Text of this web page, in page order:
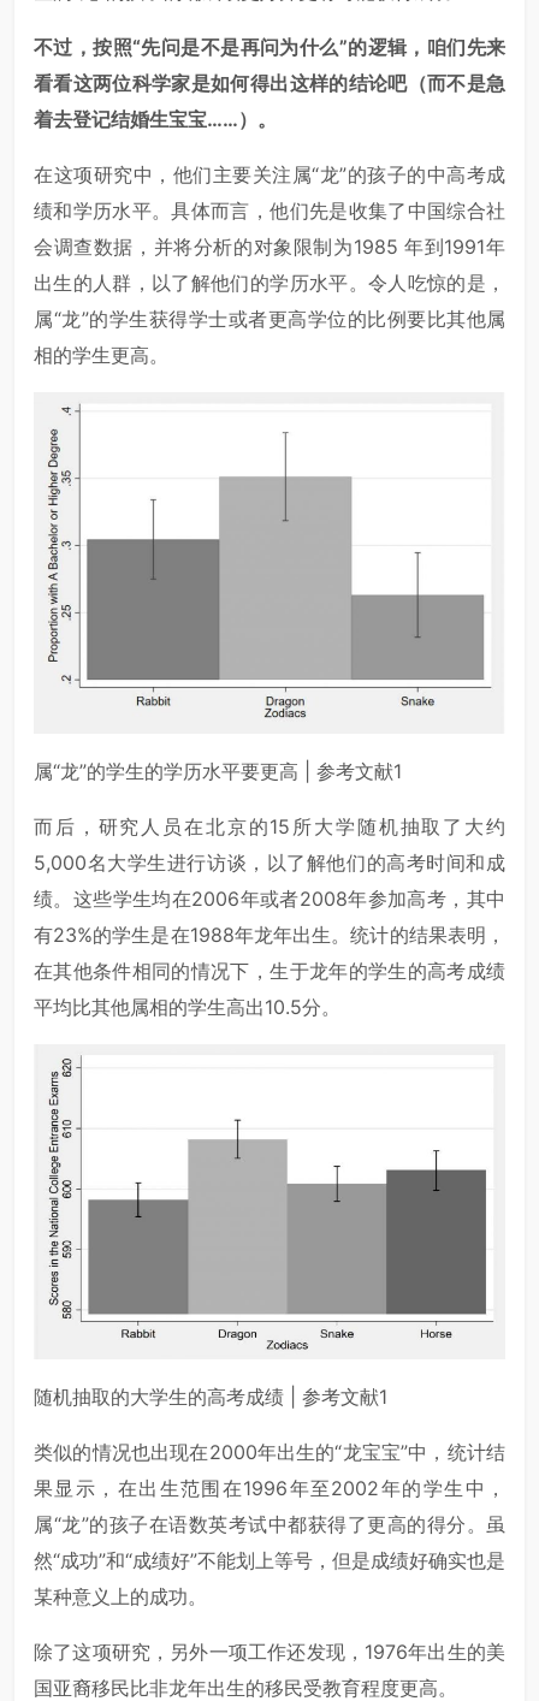
不过，按照“先问是不是再问为什么”的逻辑，咱们先来
看看这两位科学家是如何得出这样的结论吧（而不是急
着去登记结婚生宝宝……）。
在这项研究中，他们主要关注属“龙”的孩子的中高考成
绩和学历水平。具体而言，他们先是收集了中国综合社
会调查数据，并将分析的对象限制为1985 年到1991年
出生的人群，以了解他们的学历水平。令人吃惊的是，
属“龙”的学生获得学士或者更高学位的比例要比其他属
相的学生更高。
属“龙”的学生的学历水平要更高 | 参考文献1
而后，研究人员在北京的15所大学随机抽取了大约
5,000名大学生进行访谈，以了解他们的高考时间和成
绩。这些学生均在2006年或者2008年参加高考，其中
有23%的学生是在1988年龙年出生。统计的结果表明，
在其他条件相同的情况下，生于龙年的学生的高考成绩
平均比其他属相的学生高出10.5分。
随机抽取的大学生的高考成绩 | 参考文献1
类似的情况也出现在2000年出生的“龙宝宝”中，统计结
果显示，在出生范围在1996年至2002年的学生中，
属“龙”的孩子在语数英考试中都获得了更高的得分。虽
然“成功”和“成绩好”不能划上等号，但是成绩好确实也是
某种意义上的成功。
除了这项研究，另外一项工作还发现，1976年出生的美
国亚裔移民比非龙年出生的移民受教育程度更高。